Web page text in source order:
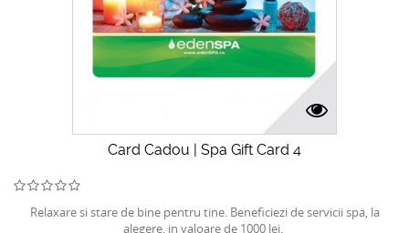
Card Cadou | Spa Gift Card 4
Relaxare si stare de bine pentru tine. Beneficiezi de servicii spa, la
alegere, in valoare de 1000 lei.